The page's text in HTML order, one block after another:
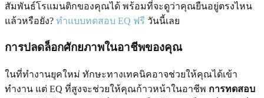
สัมพันธ์โรแมนติกของคุณได้ พร้อมที่จะดูว่าคุณยืนอยู่ตรงไหน
แล้วหรือยัง? ทำแบบทดสอบ EQ ฟรี วันนี้เลย
การปลดล็อกศักยภาพในอาชีพของคุณ
ในที่ทำงานยุคใหม่ ทักษะทางเทคนิคอาจช่วยให้คุณได้เข้า
ทำงาน แต่ EQ ที่สูงจะช่วยให้คุณก้าวหน้าในอาชีพ การทดสอบ